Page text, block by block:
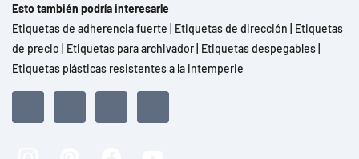
Esto también podría interesarle
Etiquetas de adherencia fuerte
Etiquetas de dirección
Etiquetas
de precio
Etiquetas para archivador Etiquetas despegables
Etiquetas plásticas resistentes a la intemperie